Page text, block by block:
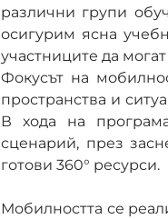
различни групи
осигурим ясна
участниците да
Фокусът на
пространства и
В хода на
сценарий, през
готови 360° ресурси.
Мобилността се